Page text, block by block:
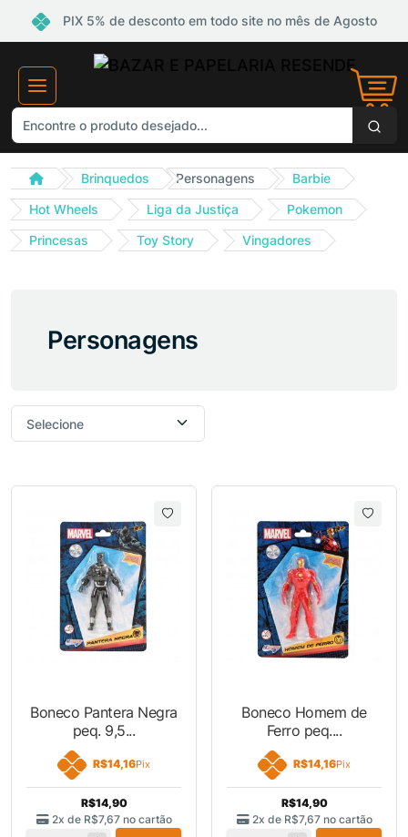
PIX 5% de desconto em todo site no mês de Agosto
Brinquedos Personagens
Barbie
Hot Wheels
Liga da Justiça
Pokemon
Princesas
Toy Story Vingadores
Personagens
Boneco Pantera Negra
peq. 9,5...
R$14,16Pix
R$14,90
2x de R$7,67 no cartão
Boneco Homem de
Ferro peq....
R$14,16Pix
R$14,90
2x de R$7,67 no cartão